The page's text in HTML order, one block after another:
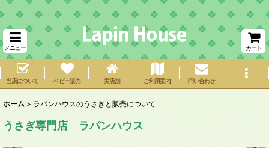
メニュー カート
当店について ベビー販売 実店舗 ご利用案内 問い合わせ
ホーム > ラパンハウスのうさぎと販売について
うさぎ専門店 ラパンハウス